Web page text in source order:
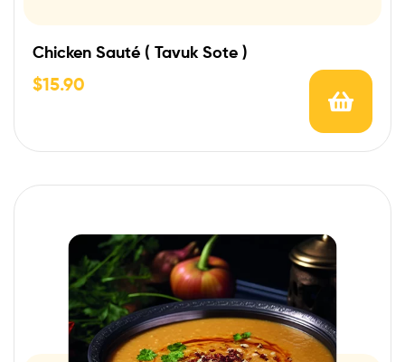
Chicken Sauté ( Tavuk Sote )
$15.90